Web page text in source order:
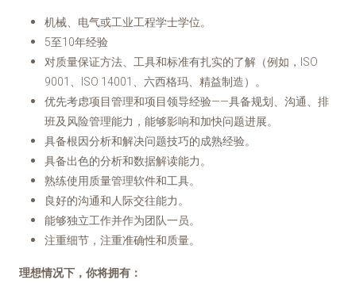
机械、电气或工业工程学士学位。
5至10年经验
对质量保证方法、工具和标准有扎实的了解（例如，ISO
9001、ISO 14001、六西格玛、精益制造）。
优先考虑项目管理和项目领导经验——具备规划、沟通、排
班及风险管理能力，能够影响和加快问题进展。
具备根因分析和解决问题技巧的成熟经验。
具备出色的分析和数据解读能力。
熟练使用质量管理软件和工具。
良好的沟通和人际交往能力。
能够独立工作并作为团队一员。
注重细节，注重准确性和质量。
理想情况下，你将拥有：